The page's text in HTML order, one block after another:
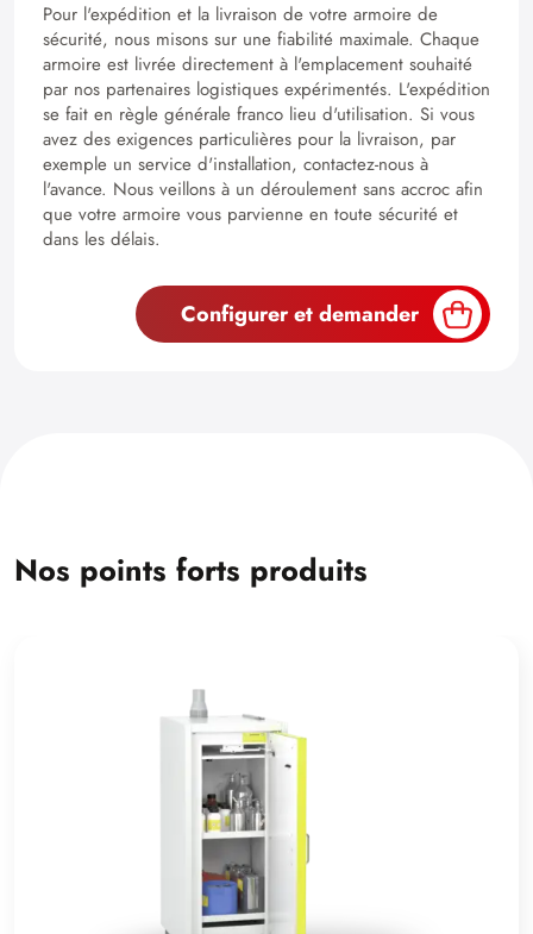
Pour l'expédition et la livraison de votre armoire de
sécurité, nous misons sur une fiabilité maximale. Chaque
armoire est livrée directement à l'emplacement souhaité
par nos partenaires logistiques expérimentés. L'expédition
se fait en règle générale franco lieu d'utilisation. Si vous
avez des exigences particulières pour la livraison, par
exemple un service d'installation, contactez-nous à
l'avance. Nous veillons à un déroulement sans accroc afin
que votre armoire vous parvienne en toute sécurité et
dans les délais.
Configurer et demander
Nos points forts produits